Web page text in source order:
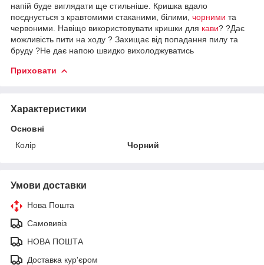
напій буде виглядати ще стильніше. Кришка вдало
поєднується з кравтомими стаканими, білими, чорними та
червоними. Навіщо використовувати кришки для кави? ?Дає
можливість пити на ходу ? Захищає від попадання пилу та
бруду ?Не дає напою швидко вихолоджуватись
Приховати
Характеристики
Основні
Колір
Чорний
Умови доставки
Нова Пошта
Самовивіз
НОВА ПОШТА
Доставка кур'єром